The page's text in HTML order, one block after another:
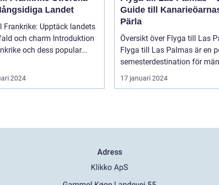
Landet
Frankrike: Upptäck landets
charm Introduktion
och dess popular...
2024
Guide till
Pärla
Översikt över Flyga till Las
Flyga till Las Palmas är en
semesterdestination för
17 januari 2024
Adress